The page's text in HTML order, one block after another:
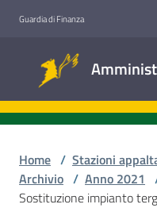
Guardia di Finanza
Home / Stazioni
Archivio / Anno 2021
Sostituzione impianto